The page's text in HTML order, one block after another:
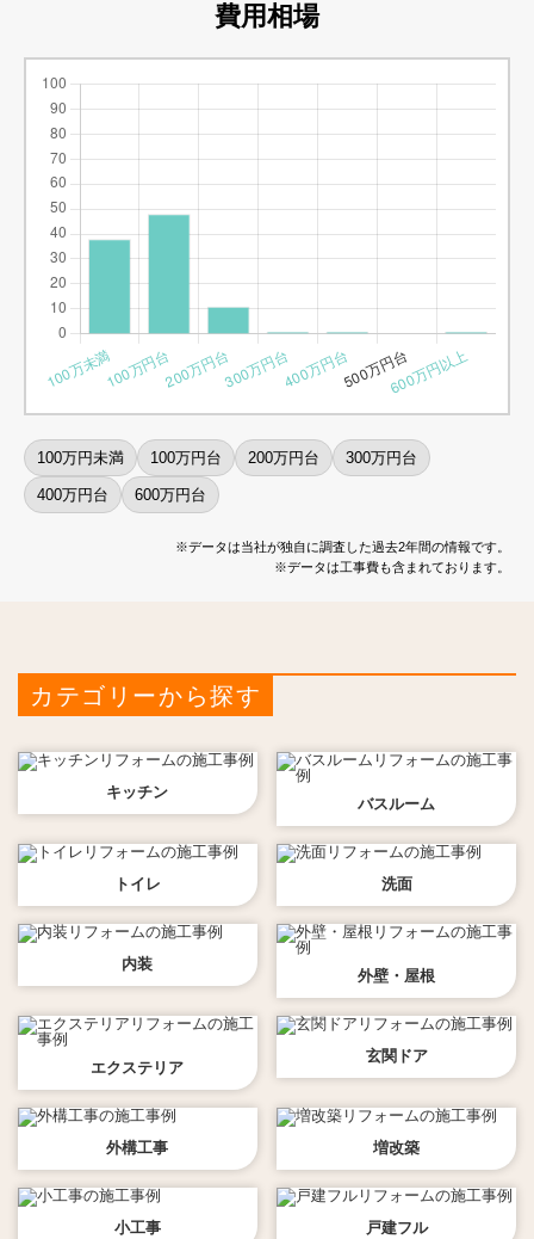
費用相場
100万円未満 100万円台 200万円台 300万円台
400万円台 600万円台
※データは当社が独自に調査した過去2年間の情報です。
※データは工事費も含まれております。
カテゴリーから探す
キッチン
バスルーム
トイレ 洗面
内装
外壁・屋根
エクステリア
玄関ドア
外構工事 増改築
小工事 戸建フル